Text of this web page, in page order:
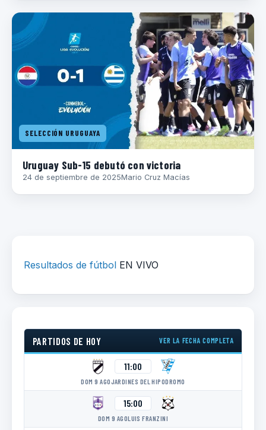
SELECCIÓN URUGUAYA
Uruguay Sub-15 debutó con victoria
24 de septiembre de 2025Mario Cruz Macías
Resultados de fútbol EN VIVO
PARTIDOS DE HOY VER LA FECHA COMPLETA
11:00
DOM 9 AGOJARDINES DEL HIPODROMO
15:00
DOM 9 AGOLUIS FRANZINI